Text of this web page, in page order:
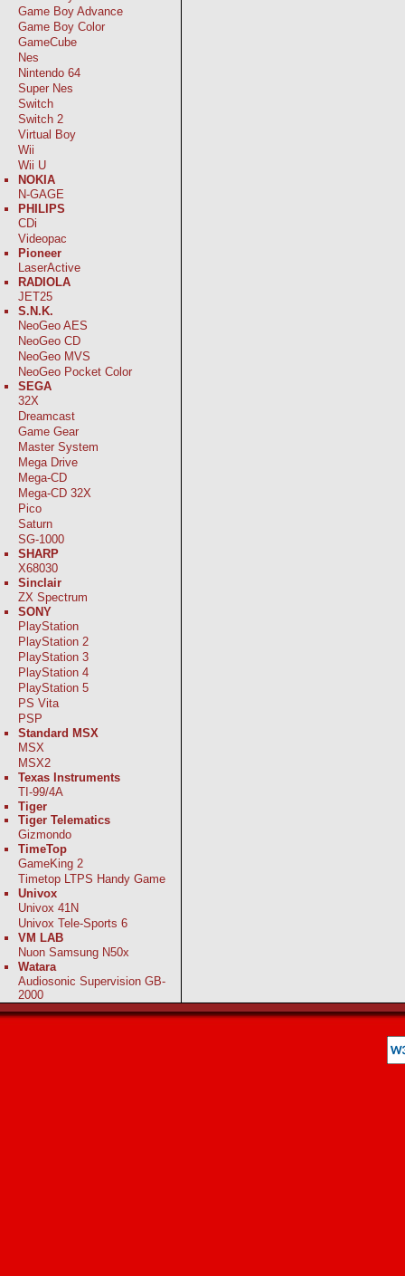
Game Boy Advance
Game Boy Color
GameCube
Nes
Nintendo 64
Super Nes
Switch
Switch 2
Virtual Boy
Wii
Wii U
NOKIA
N-GAGE
PHILIPS
CDi
Videopac
Pioneer
LaserActive
RADIOLA
JET25
S.N.K.
NeoGeo AES
NeoGeo CD
NeoGeo MVS
NeoGeo Pocket Color
SEGA
32X
Dreamcast
Game Gear
Master System
Mega Drive
Mega-CD
Mega-CD 32X
Pico
Saturn
SG-1000
SHARP
X68030
Sinclair
ZX Spectrum
SONY
PlayStation
PlayStation 2
PlayStation 3
PlayStation 4
PlayStation 5
PS Vita
PSP
Standard MSX
MSX
MSX2
Texas Instruments
TI-99/4A
Tiger
Tiger Telematics
Gizmondo
TimeTop
GameKing 2
Timetop LTPS Handy Game
Univox
Univox 41N
Univox Tele-Sports 6
VM LAB
Nuon Samsung N50x
Watara
Audiosonic Supervision GB-
2000